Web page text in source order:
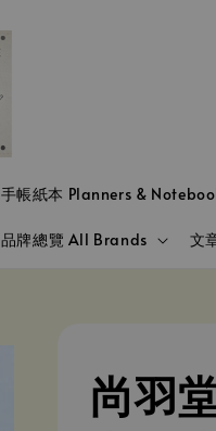
手帳紙本 Planners &
品牌總覽 All Brands 文
尚羽